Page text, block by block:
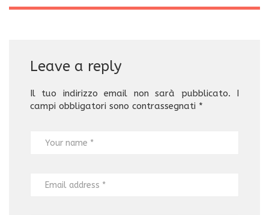
Leave a reply
Il tuo indirizzo email non sarà pubblicato. I
campi obbligatori sono contrassegnati *